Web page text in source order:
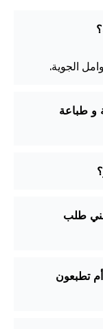
الجوية.
و طباعة
طلب
تطبعون